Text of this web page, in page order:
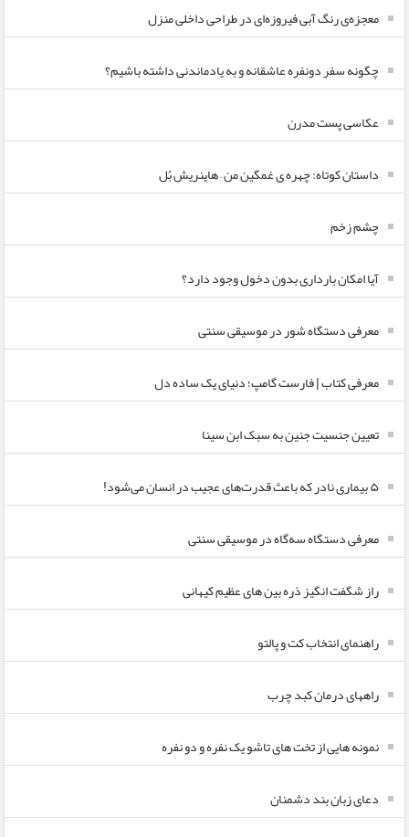
معجزه‌ی رنگ آبی فیروزه‌ای در طراحی داخلی منزل
چگونه سفر دونفره عاشقانه و به یادماندنی داشته باشیم؟
عکاسی پست مدرن
داستان کوتاه: چهره ی غمگین من – هاینریش بُل
چشم زخم
آیا امکان بارداری بدون دخول وجود دارد؟
معرفی دستگاه شور در موسیقی سنتی
معرفی کتاب | فارست گامپ؛ دنیای یک ساده دل
تعیین جنسیت جنین به سبک ابن سینا
۵ بیماری نادر که باعث قدرت‌های عجیب در انسان می‌شود!
معرفی دستگاه سه‌گاه در موسیقی سنتی
راز شگفت انگیز ذره بین های عظیم کیهانی
راهنمای انتخاب کت و پالتو
راههای درمان کبد چرب
نمونه هایی از تخت های تاشو یک نفره و دو نفره
دعای زبان بند دشمنان